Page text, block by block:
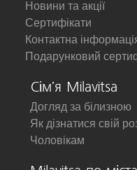
Новини та акції
Сертифікати
Контактна
Подарунковий
Сім'я Milavitsa
Догляд за білизною
Як дізнатися свій
Чоловікам